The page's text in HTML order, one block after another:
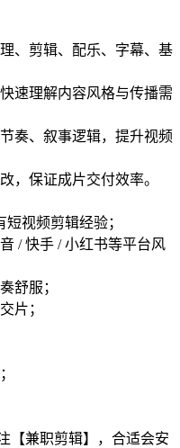
、剪辑、配乐、字幕、基
速理解内容风格与传播需
奏、叙事逻辑，提升视频
，保证成片交付效率。
视频剪辑经验；
/ 快手 / 小红书等平台风
舒服；
片；
【兼职剪辑】，合适会安